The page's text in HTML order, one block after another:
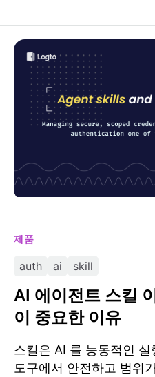
제품
auth ai skill
AI 에이전트 스킬
이 중요한 이유
스킬은 AI 를 능동적인
도구에서 안전하고 범위
AI 에이전트 스킬 이해하기: